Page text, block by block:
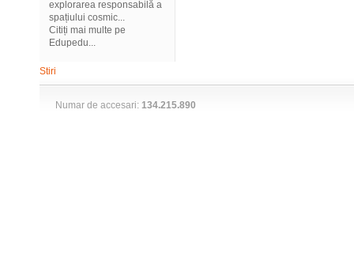
explorarea responsabilă a
spațiului cosmic...
Citiți mai multe pe
Edupedu...
Stiri
Numar de accesari: 134.215.890